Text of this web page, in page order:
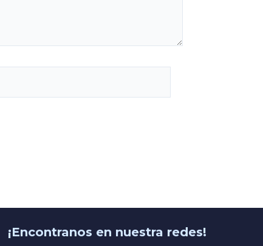
¡Encontranos en nuestra redes!